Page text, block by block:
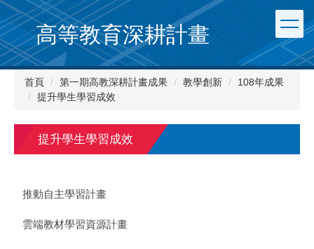
跳
到
主
要
內
高等教育深耕計畫
首頁 第一期高教深耕計畫成果 教學創新
108年成果
提升學生學習成效
提升學生學習成效
推動自主學習計畫
雲端教材學習資源計畫